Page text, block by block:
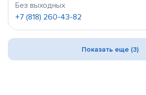
Без выходных
+7 (818) 260-43-82
Показать еще (3)